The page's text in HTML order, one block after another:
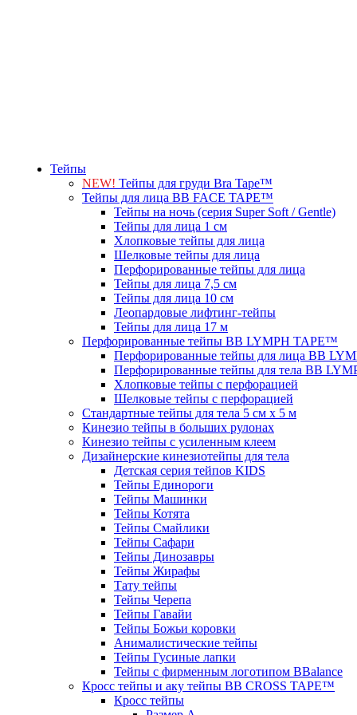
Тейпы
NEW! Тейпы для груди Bra Tape™
Тейпы для лица BB FACE TAPE™
Тейпы на ночь (серия Super Soft / Gentle)
Тейпы для лица 1 см
Хлопковые тейпы для лица
Шелковые тейпы для лица
Перфорированные тейпы для лица
Тейпы для лица 7,5 см
Тейпы для лица 10 см
Леопардовые лифтинг-тейпы
Тейпы для лица 17 м
Перфорированные тейпы BB LYMPH TAPE™
Перфорированные тейпы для лица BB
Перфорированные тейпы для тела BB
Хлопковые тейпы с перфорацией
Шелковые тейпы с перфорацией
Стандартные тейпы для тела 5 см x 5 м
Кинезио тейпы в больших рулонах
Кинезио тейпы с усиленным клеем
Дизайнерские кинезиотейпы для тела
Детская серия тейпов KIDS
Тейпы Единороги
Тейпы Машинки
Тейпы Котята
Тейпы Смайлики
Тейпы Сафари
Тейпы Динозавры
Тейпы Жирафы
Тату тейпы
Тейпы Черепа
Тейпы Гавайи
Тейпы Божьи коровки
Анималистические тейпы
Тейпы Гусиные лапки
Тейпы с фирменным логотипом BBalance
Кросс тейпы и аку тейпы BB CROSS TAPE™
Кросс тейпы